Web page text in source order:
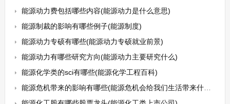
能源动力费包括哪些内容(能源动力是什么意思)
能源制裁的影响有哪些例子(能源制度)
能源动力专硕有哪些(能源动力专硕就业前景)
能源动力有哪些研究方向(能源动力主要研究什么)
能源化学类的sci有哪些(能源化学工程百科)
能源危机带来的影响有哪些(能源危机会给我们生活带来什么影响)